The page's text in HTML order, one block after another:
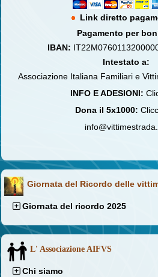
Link diretto
Pagamento per
IBAN:
Intestato a:
Associazione Italiana Familiari e
INFO E ADESIONI:
Dona il 5x1000:
Giornata del Ricordo delle
Giornata del ricordo 2025
L' Associazione AIFVS
Chi siamo